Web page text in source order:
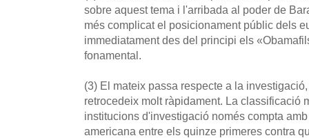
sobre aquest tema i l'arribada al poder de
més complicat el posicionament públic dels
immediatament des del principi els
fonamental.
(3) El mateix passa respecte a la
retrocedeix molt ràpidament. La classificació
institucions d'investigació només compta
americana entre els quinze primeres contra